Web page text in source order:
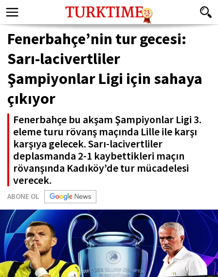
Fenerbahçe’nin tur gecesi:
Sarı-lacivertliler
Şampiyonlar Ligi için sahaya
çıkıyor
Fenerbahçe bu akşam Şampiyonlar Ligi 3.
eleme turu rövanş maçında Lille ile karşı
karşıya gelecek. Sarı-lacivertliler
deplasmanda 2-1 kaybettikleri maçın
rövanşında Kadıköy’de tur mücadelesi
verecek.
ABONE OL